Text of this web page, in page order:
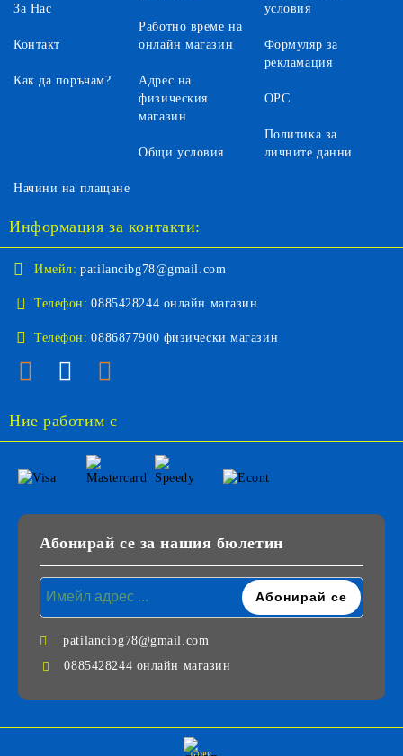
За Нас
Контакт
Как да поръчам?
Работно време на
онлайн магазин
Адрес на
физическия
магазин
Общи условия
условия
Формуляр за
рекламация
ОРС
Политика за
личните данни
Начини на плащане
Информация за контакти:
Имейл: patilancibg78@gmail.com
Телефон: 0885428244 онлайн магазин
Телефон: 0886877900 физически магазин
Ние работим с
Абонирай се за нашия бюлетин
patilancibg78@gmail.com
0885428244 онлайн магазин